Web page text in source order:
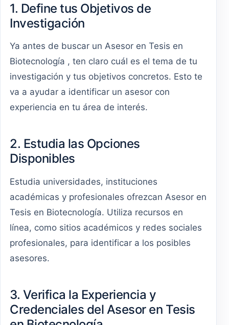
1. Define tus Objetivos de
Investigación
Ya antes de buscar un Asesor en Tesis en
Biotecnología , ten claro cuál es el tema de tu
investigación y tus objetivos concretos. Esto te
va a ayudar a identificar un asesor con
experiencia en tu área de interés.
2. Estudia las Opciones
Disponibles
Estudia universidades, instituciones
académicas y profesionales ofrezcan Asesor en
Tesis en Biotecnología. Utiliza recursos en
línea, como sitios académicos y redes sociales
profesionales, para identificar a los posibles
asesores.
3. Verifica la Experiencia y
Credenciales del Asesor en Tesis